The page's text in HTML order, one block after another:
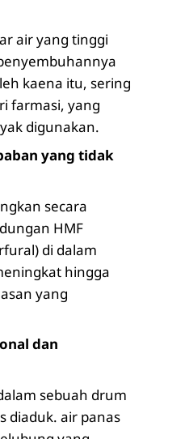
air yang tinggi
kaena itu, sering
farmasi, yang
digunakan.
yang tidak
secara
HMF
di dalam
hingga
yang
dan
sebuah drum
diaduk. air panas